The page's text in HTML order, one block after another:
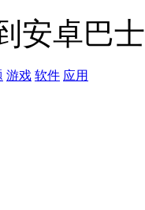
安卓巴士
游戏 软件 应用